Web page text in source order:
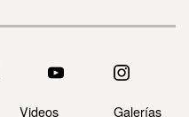
Videos Galerías